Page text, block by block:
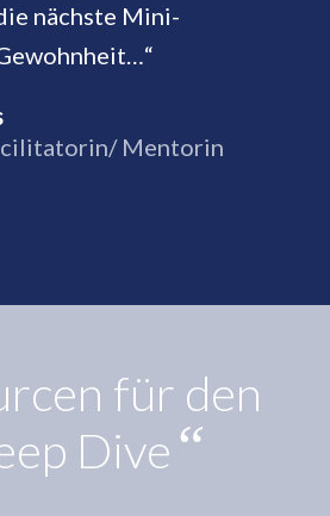
nächste Mini-
Mentorin
für den
Dive “